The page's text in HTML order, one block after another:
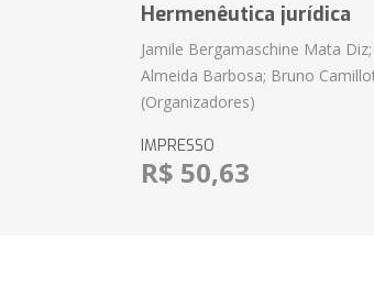
Hermenêutica jurídica
Jamile Bergamaschine Mata
Almeida Barbosa; Bruno
(Organizadores)
IMPRESSO
R$ 50,63